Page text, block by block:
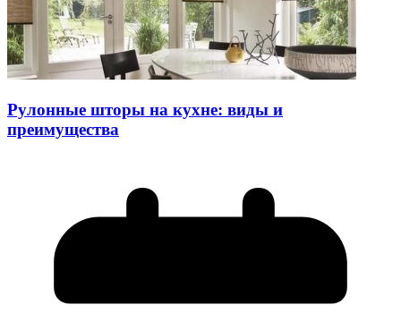
Рулонные шторы на кухне: виды и
преимущества